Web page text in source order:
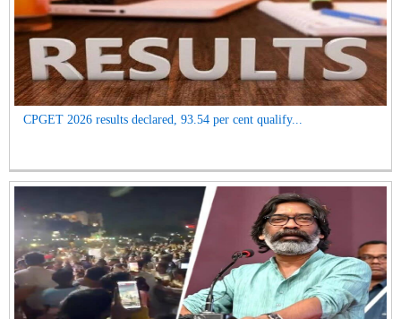
CPGET 2026 results declared, 93.54 per cent qualify...